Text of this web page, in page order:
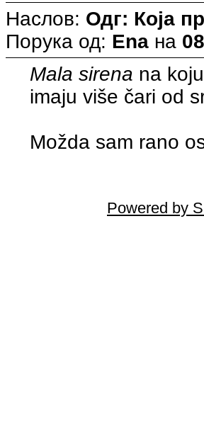
Наслов: Одг: Која
Порука од: Ena на
Mala sirena na
imaju više čari od
Možda sam rano
Powered by